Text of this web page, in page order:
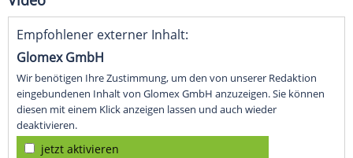
Empfohlener externer Inhalt:
Glomex GmbH
Wir benötigen Ihre Zustimmung, um den von unserer Redaktion
eingebundenen Inhalt von Glomex GmbH anzuzeigen. Sie können
diesen mit einem Klick anzeigen lassen und auch wieder
deaktivieren.
jetzt aktivieren